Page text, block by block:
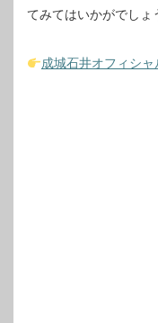
てみてはいかがでしょ
成城石井オフィシ